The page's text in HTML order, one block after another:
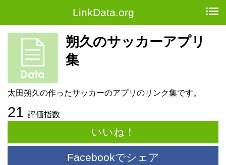
LinkData.org
朔久のサッカーアプリ
集
太田朔久の作ったサッカーのアプリのリンク集です。
21 評価指数
いいね！
Facebookでシェア